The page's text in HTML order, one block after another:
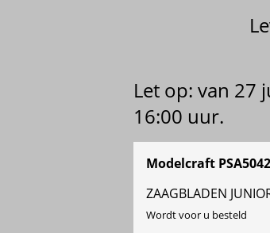
Let op: van 27
16:00 uur.
Modelcraft
ZAAGBLADEN
Wordt voor u besteld